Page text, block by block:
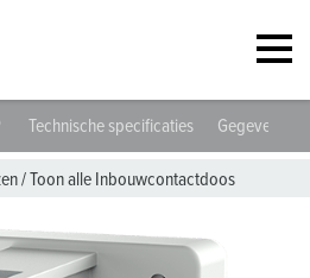
Technische specificaties
/Toon alle Inbouwcontactdoos